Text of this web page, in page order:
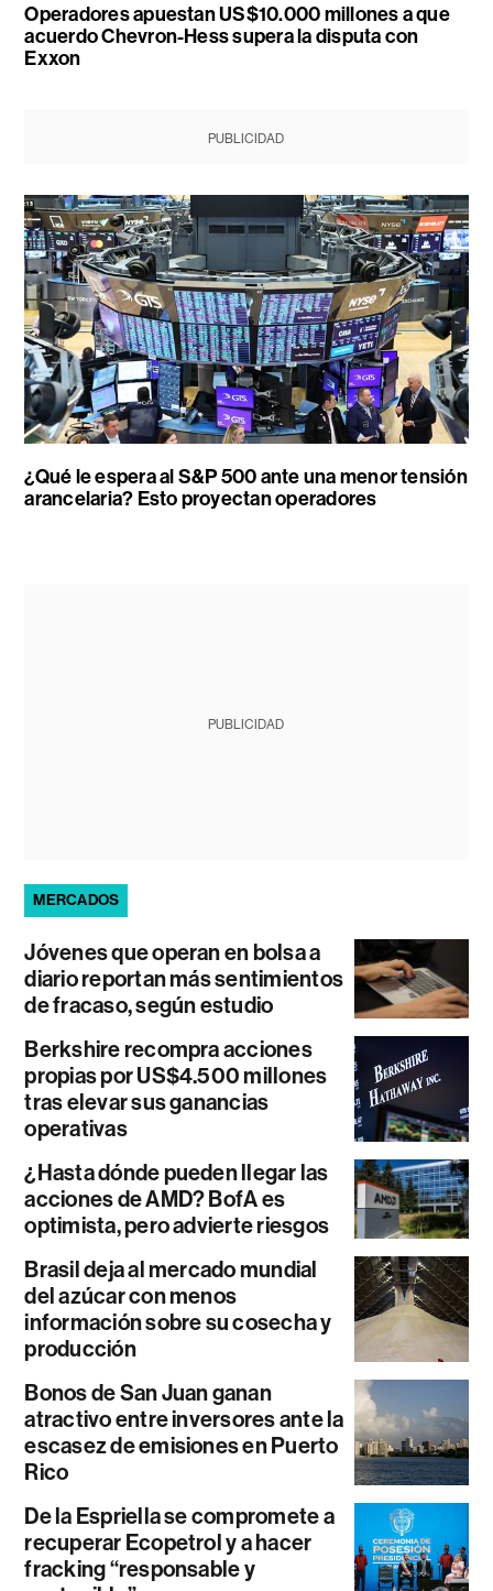
Operadores apuestan US$10.000 millones a que
acuerdo Chevron-Hess supera la disputa con
Exxon
PUBLICIDAD
¿Qué le espera al S&P 500 ante una menor tensión
arancelaria? Esto proyectan operadores
PUBLICIDAD
MERCADOS
Jóvenes que operan en bolsa a
diario reportan más sentimientos
de fracaso, según estudio
Berkshire recompra acciones
propias por US$4.500 millones
tras elevar sus ganancias
operativas
¿Hasta dónde pueden llegar las
acciones de AMD? BofA es
optimista, pero advierte riesgos
Brasil deja al mercado mundial
del azúcar con menos
información sobre su cosecha y
producción
Bonos de San Juan ganan
atractivo entre inversores ante la
escasez de emisiones en Puerto
Rico
De la Espriella se compromete a
recuperar Ecopetrol y a hacer
fracking “responsable y